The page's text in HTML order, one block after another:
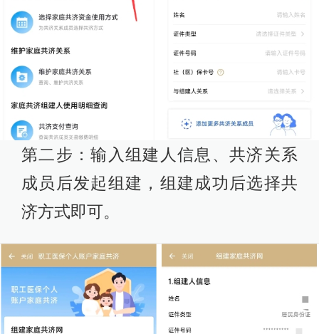
第二步：输入组建人信息、共济关系
成员后发起组建，组建成功后选择共
济方式即可。